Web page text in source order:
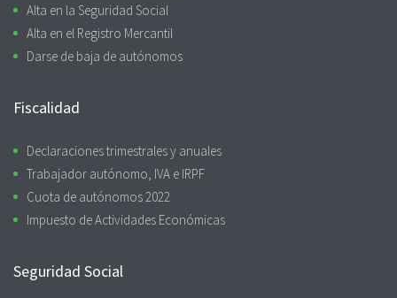
Alta en la Seguridad Social
Alta en el Registro Mercantil
Darse de baja de autónomos
Fiscalidad
Declaraciones trimestrales y anuales
Trabajador autónomo, IVA e IRPF
Cuota de autónomos 2022
Impuesto de Actividades Económicas
Seguridad Social